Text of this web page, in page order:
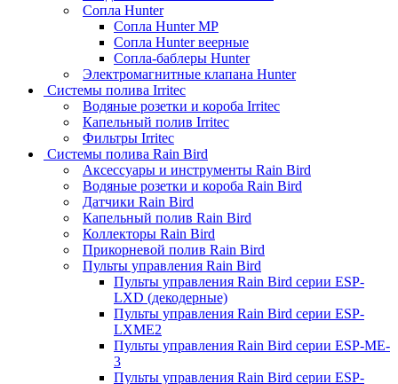
Сопла Hunter
Сопла Hunter MP
Сопла Hunter веерные
Сопла-баблеры Hunter
Электромагнитные клапана Hunter
Системы полива Irritec
Водяные розетки и короба Irritec
Капельный полив Irritec
Фильтры Irritec
Системы полива Rain Bird
Аксессуары и инструменты Rain Bird
Водяные розетки и короба Rain Bird
Датчики Rain Bird
Капельный полив Rain Bird
Коллекторы Rain Bird
Прикорневой полив Rain Bird
Пульты управления Rain Bird
Пульты управления Rain Bird серии ESP-
LXD (декодерные)
Пульты управления Rain Bird серии ESP-
LXME2
Пульты управления Rain Bird серии ESP-ME-
3
Пульты управления Rain Bird серии ESP-